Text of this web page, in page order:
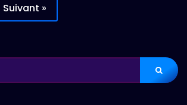
Suivant »